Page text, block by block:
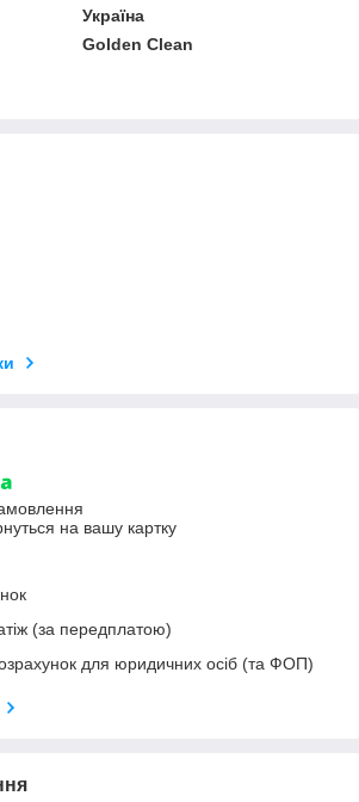
Україна
Golden Clean
на вашу картку
(за передплатою)
для юридичних осіб (та ФОП)